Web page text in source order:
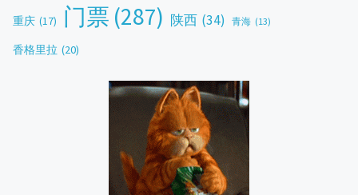
重庆 (17) 门票 (287) 陕西 (34) 青海 (13)
香格里拉 (20)